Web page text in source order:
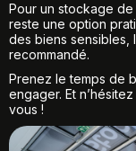
Pour un stockage
reste une option
des biens
recommandé.
Prenez le temps de
engager. Et
vous !